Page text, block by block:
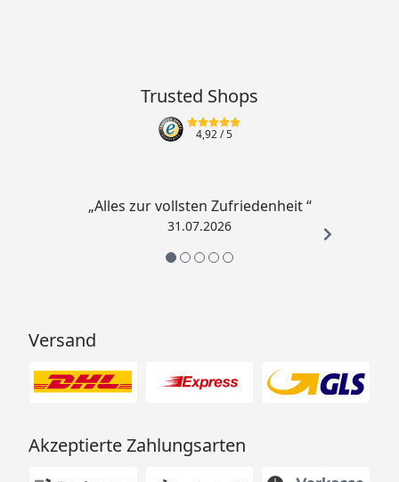
IP68
10 m
Trusted Shops
4,92/ 5
„Alles zur vollsten Zufriedenheit “
31.07.2026
Versand
Akzeptierte Zahlungsarten